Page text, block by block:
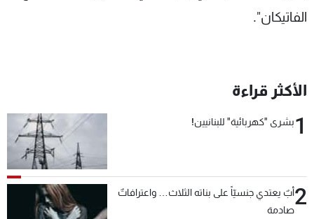
الفاتيكان".
الأكثر قراءة
1بشرى "كهربائية" للبنانيين!
2أبٌ يعتدي جنسيّاً على بناته الثلاث… واعترافاتٌ
صادمة